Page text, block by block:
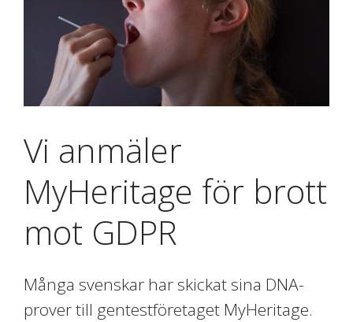
Vi anmäler
MyHeritage för brott
mot GDPR
Många svenskar har skickat sina DNA-
prover till gentestföretaget MyHeritage.